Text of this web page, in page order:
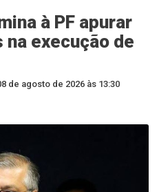
à PF apurar
execução de
de agosto de 2026 às 13:30